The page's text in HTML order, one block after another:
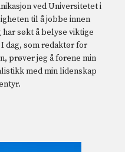
ved Universitetet i
til å jobbe innen
søkt å belyse viktige
dag, som redaktør for
prøver jeg å forene min
med min lidenskap